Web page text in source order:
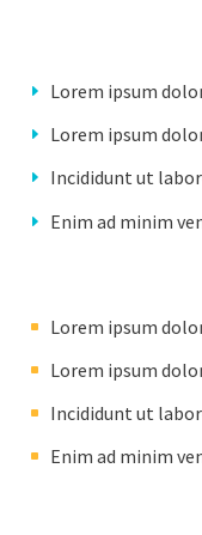
Lorem ipsum
Lorem ipsum
Incididunt ut
Enim ad minim
Lorem ipsum
Lorem ipsum
Incididunt ut
Enim ad minim